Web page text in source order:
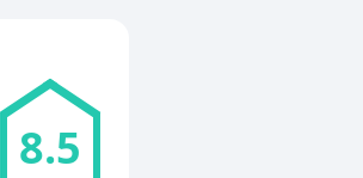
8.5